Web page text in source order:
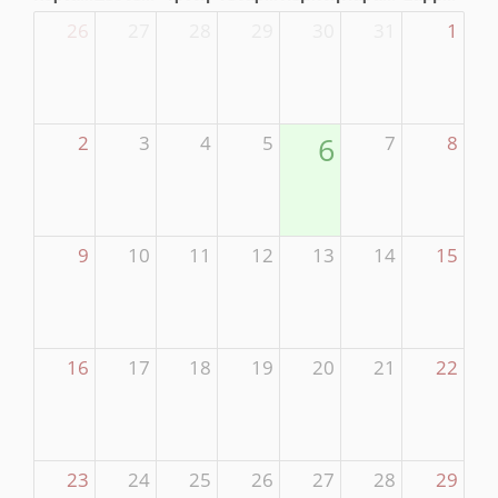
26 1
2 3 4 5 6 7 8
9 10 11 12 13 14 15
16 17 18 19 20 21 22
23 24 25 26 27 28 29